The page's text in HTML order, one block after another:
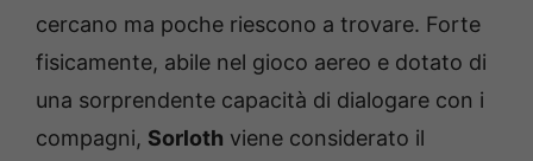
cercano ma poche riescono a trovare. Forte
fisicamente, abile nel gioco aereo e dotato di
una sorprendente capacità di dialogare con i
compagni, Sorloth viene considerato il